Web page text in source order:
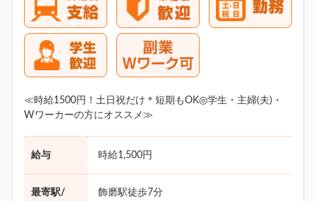
≪時給1500円！土日祝だけ＊短期もOK◎学生・主婦(夫)・
Wワーカーの方にオススメ≫
給与 時給1,500円
最寄駅/
飾磨駅徒歩7分